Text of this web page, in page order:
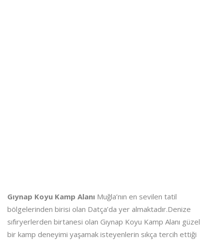
Gıynap Koyu Kamp Alanı Muğla’nın en sevilen tatil
bölgelerinden birisi olan Datça’da yer almaktadır.Denize
sıfıryerlerden birtanesi olan Gıynap Koyu Kamp Alanı güzel
bir kamp deneyimi yaşamak isteyenlerin sıkça tercih ettiği